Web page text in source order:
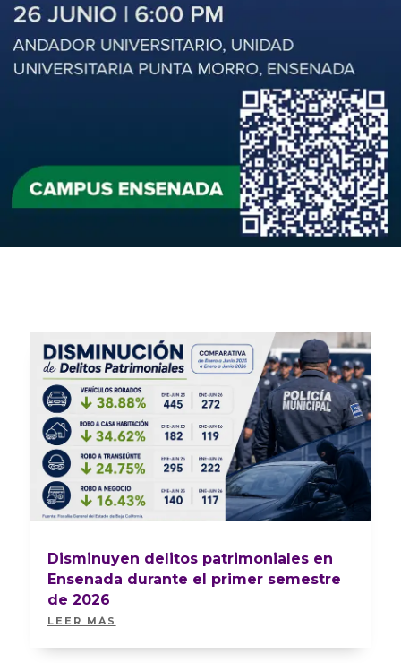
Disminuyen delitos patrimoniales en
Ensenada durante el primer semestre
de 2026
LEER MÁS